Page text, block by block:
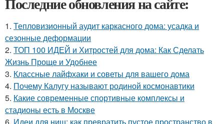
1. Тепловизионный аудит каркасного дома: усадка и
сезонные деформации
2. ТОП 100 ИДЕЙ и Хитростей для дома: Как Сделать
Жизнь Проще и Удобнее
3. Классные лайфхаки и советы для вашего дома
4. Почему Калугу называют родиной космонавтики
5. Какие современные спортивные комплексы и
стадионы есть в Москве